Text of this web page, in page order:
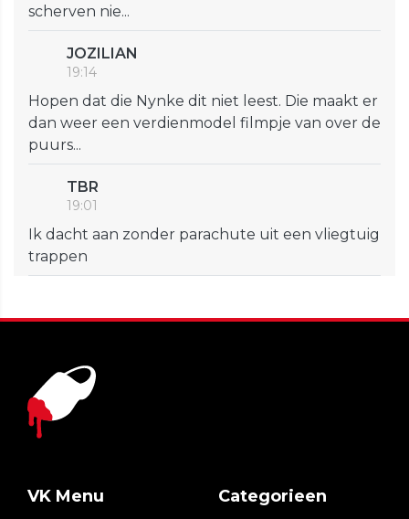
scherven nie...
JOZILIAN
19:14
Hopen dat die Nynke dit niet leest. Die maakt er
dan weer een verdienmodel filmpje van over de
puurs...
TBR
19:01
Ik dacht aan zonder parachute uit een vliegtuig
trappen
VK Menu Categorieen